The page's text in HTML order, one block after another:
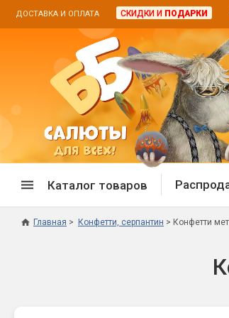
ДОСТАВКА И ОПЛАТА СКИДКИ И ПОДАРКИ
Каталог товаров
Главная Конфетти, серпантин Конфетти